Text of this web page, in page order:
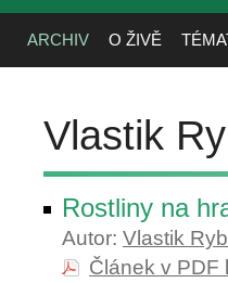
ARCHIV O ŽIVĚ
Vlastik
Rostliny na
Autor: Vlastik
Článek v PDF